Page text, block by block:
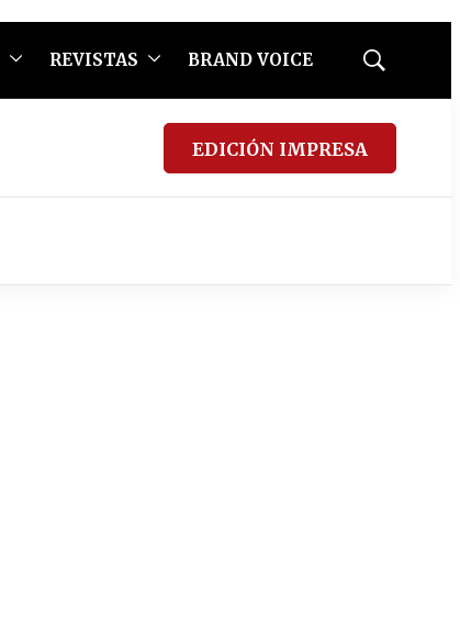
REVISTAS BRAND VOICE
Mostrar
EDICIÓN IMPRESA